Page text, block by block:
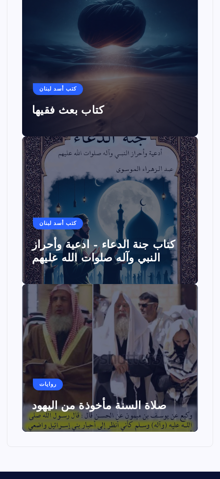
كتب أسد لبنان
كتاب بعث فقيها
كتب أسد لبنان
كتاب جنة الدعاء – ادعية وأحراز
النبي وآله صلوات الله عليهم
روايات
صلاة السنة مأخوذة من اليهود